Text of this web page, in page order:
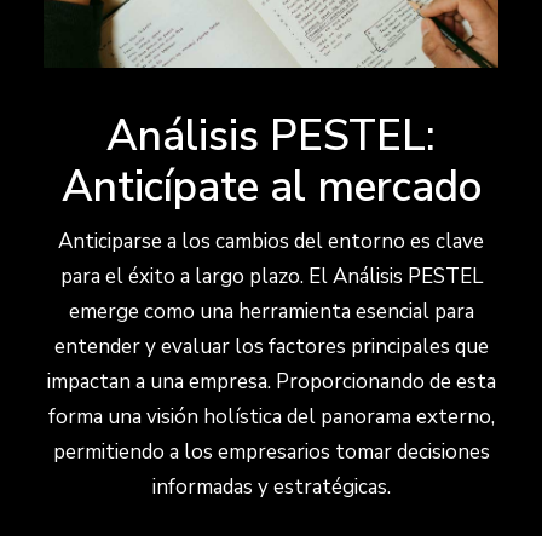
Análisis PESTEL:
Anticípate al mercado
Anticiparse a los cambios del entorno es clave
para el éxito a largo plazo. El Análisis PESTEL
emerge como una herramienta esencial para
entender y evaluar los factores principales que
impactan a una empresa. Proporcionando de esta
forma una visión holística del panorama externo,
permitiendo a los empresarios tomar decisiones
informadas y estratégicas.